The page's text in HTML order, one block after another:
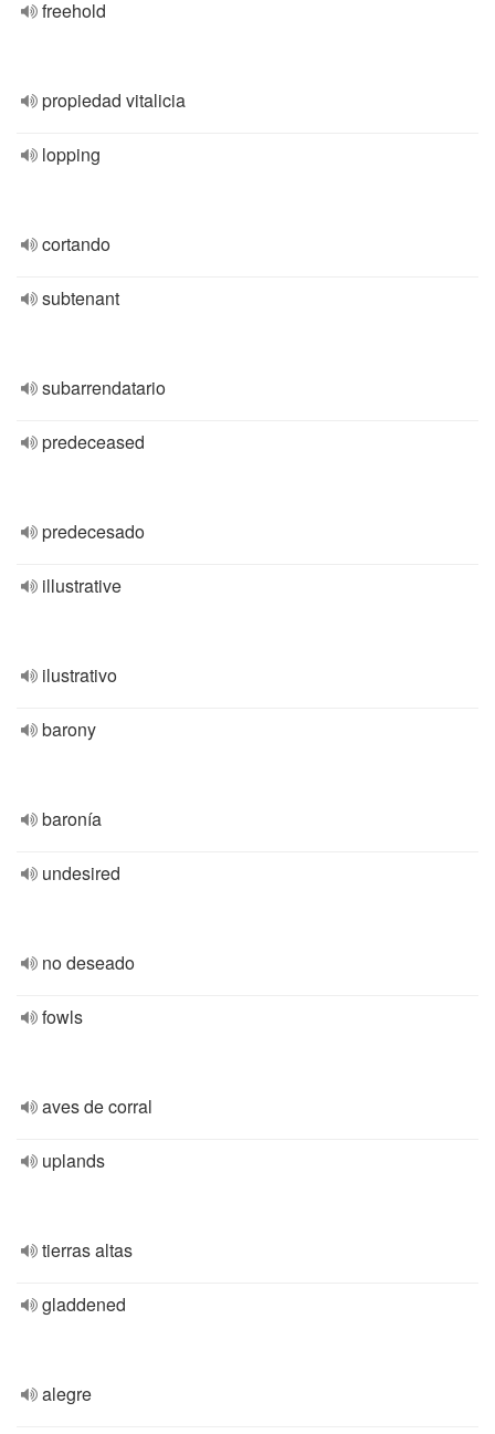
freehold
propiedad vitalicia
lopping
cortando
subtenant
subarrendatario
predeceased
predecesado
illustrative
ilustrativo
barony
baronía
undesired
no deseado
fowls
aves de corral
uplands
tierras altas
gladdened
alegre